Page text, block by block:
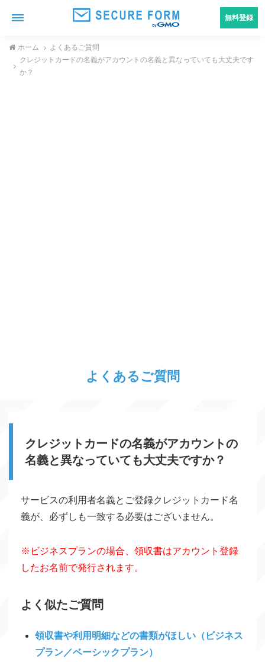
無料登録
ホーム
よくあるご質問
クレジットカードの名義がアカウントの名義と異なっていても大丈夫です
か？
よくあるご質問
クレジットカードの名義がアカウントの
名義と異なっていても大丈夫ですか？
サービスの利用者名義とご登録クレジットカード名
義が、必ずしも一致する必要はございません。
※ビジネスプランの場合、領収書はアカウント登録
したお名前で発行されます。
よく似たご質問
領収書や利用明細などの書類がほしい（ビジネス
プラン／ベーシックプラン）